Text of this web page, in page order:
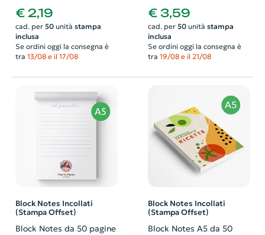
fronte in quadricromia e
incollati
€ 2,19
cad. per 50unità stampa
inclusa
Se ordini oggi la consegna è
tra 13/08 e il 17/08
fronte in quadricromia e
incollati
€ 3,59
cad. per 50unità stampa
inclusa
Se ordini oggi la consegna è
tra 19/08 e il 21/08
Block Notes Incollati
(Stampa Offset)
Block Notes da 50 pagine
Block Notes Incollati
(Stampa Offset)
Block Notes A5 da 50